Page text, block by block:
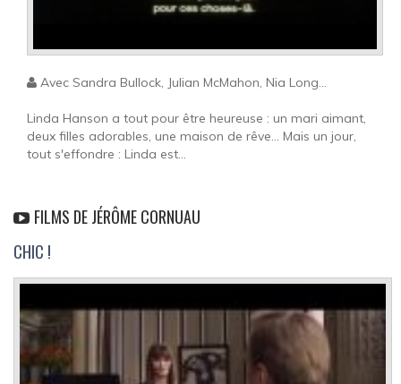
Avec Sandra Bullock, Julian McMahon, Nia Long...
Linda Hanson a tout pour être heureuse : un mari aimant,
deux filles adorables, une maison de rêve... Mais un jour,
tout s'effondre : Linda est...
FILMS DE JÉRÔME CORNUAU
CHIC !